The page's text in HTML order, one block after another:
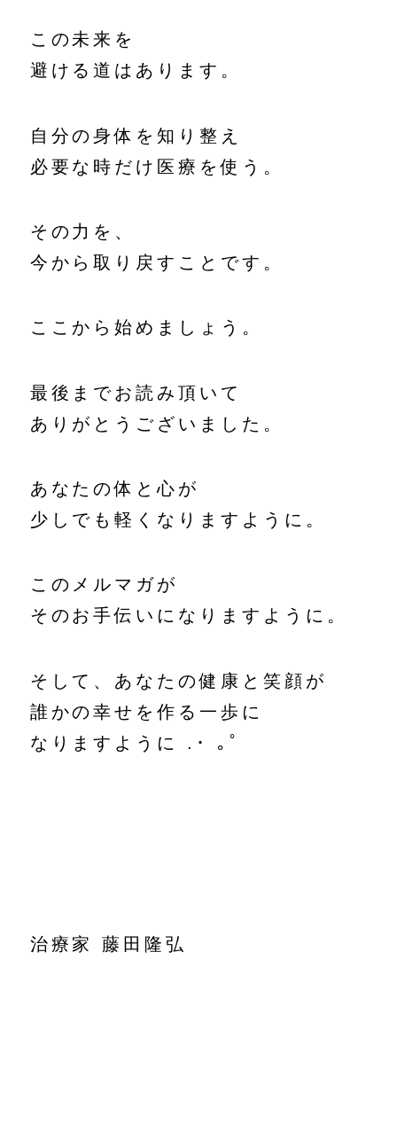
この未来を
避ける道はあります。
自分の身体を知り整え
必要な時だけ医療を使う。
その力を、
今から取り戻すことです。
ここから始めましょう。
最後までお読み頂いて
ありがとうございました。
あなたの体と心が
少しでも軽くなりますように。
このメルマガが
そのお手伝いになりますように。
そして、あなたの健康と笑顔が
誰かの幸せを作る一歩に
なりますように .･ ｡ﾟ
治療家 藤田隆弘